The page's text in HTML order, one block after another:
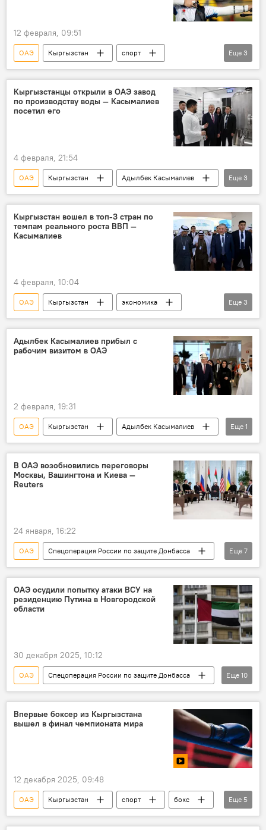
12 февраля, 09:51
ОАЭ Кыргызстан
спорт
лучник
турнир
серебро
бронза
Еще 3
Кыргызстанцы открыли в ОАЭ завод
по производству воды — Касымалиев
посетил его
4 февраля, 21:54
ОАЭ Кыргызстан
Адылбек Касымалиев
вода
завод производство
Еще 3
Кыргызстан вошел в топ-3 стран по
темпам реального роста ВВП —
Касымалиев
4 февраля, 10:04
ОАЭ Кыргызстан
экономика
ВВП
рост Адылбек Касымалиев
Еще 3
Адылбек Касымалиев прибыл с
рабочим визитом в ОАЭ
2 февраля, 19:31
ОАЭ Кыргызстан
Адылбек Касымалиев
рабочий визит
Еще 1
В ОАЭ возобновились переговоры
Москвы, Вашингтона и Киева —
Reuters
24 января, 16:22
ОАЭ
Спецоперация России по защите Донбасса
Абу-Даби
Россия
США
Украина
переговоры
Еще 7
ОАЭ осудили попытку атаки ВСУ на
резиденцию Путина в Новгородской
области
30 декабря 2025, 10:12
ОАЭ
Спецоперация России по защите Донбасса
Россия
Украина
атака
конфликт
осуждение
СВО
резиденция
Владимир Путин
Еще 10
Впервые боксер из Кыргызстана
вышел в финал чемпионата мира
12 декабря 2025, 09:48
ОАЭ Кыргызстан спорт
бокс
чемпионат мира
бронза
серебро
Еще 5